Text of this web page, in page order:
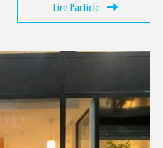
Lire l'article